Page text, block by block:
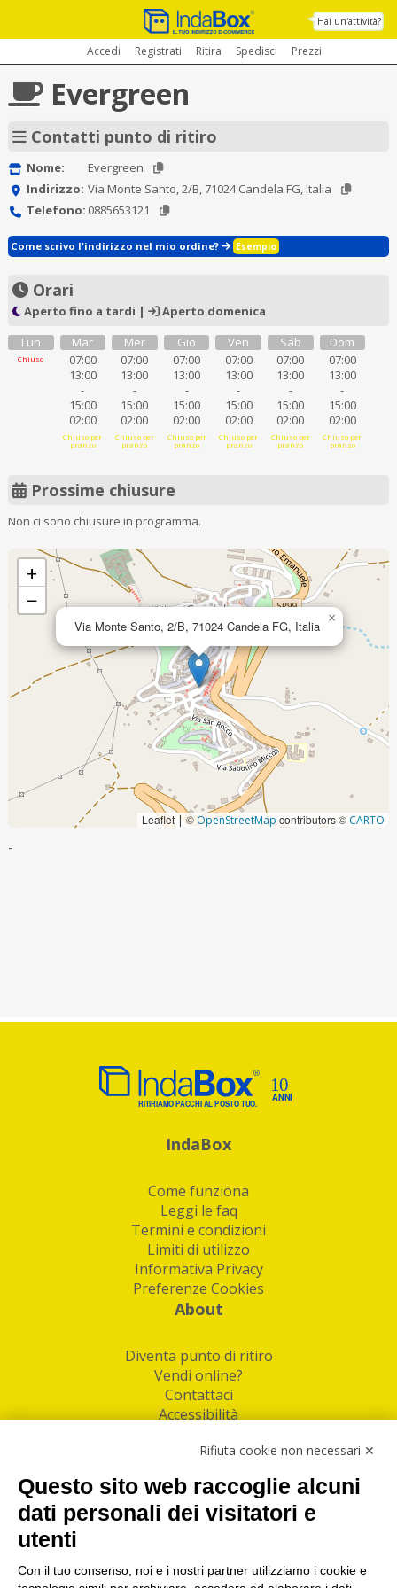
Hai un'attività?
Accedi Registrati Ritira Spedisci Prezzi
Evergreen
Contatti punto di ritiro
Nome:
Evergreen
Indirizzo: Via Monte Santo, 2/B, 71024 Candela FG, Italia
Telefono: 0885653121
Come scrivo l'indirizzo nel mio ordine? Esempio
Orari
Aperto fino a tardi |
Aperto domenica
Lun
Chiuso
Mar
07:00
13:00
-
15:00
02:00
Chiuso per
pranzo
Mer
07:00
13:00
-
15:00
02:00
Chiuso per
pranzo
Gio
07:00
13:00
-
15:00
02:00
Chiuso per
pranzo
Ven
07:00
13:00
-
15:00
02:00
Chiuso per
pranzo
Sab
07:00
13:00
-
15:00
02:00
Chiuso per
pranzo
Dom
07:00
13:00
-
15:00
02:00
Chiuso per
pranzo
Prossime chiusure
Non ci sono chiusure in programma.
Via Monte Santo, 2/B, 71024 Candela FG, Italia ×
+
−
Leaflet |©OpenStreetMap contributors © CARTO
-
IndaBox
Come funziona
Leggi le faq
Termini e condizioni
Limiti di utilizzo
Informativa Privacy
Preferenze Cookies
About
Diventa punto di ritiro
Vendi online?
Contattaci
Accessibilità
Facebook
Linkedin
I nostri punti di ritiro e spedizione pacchi nelle
maggiori città italiane
Rifiuta cookie non necessari ✕
Questo sito web raccoglie alcuni
dati personali dei visitatori e
utenti
Con il tuo consenso, noi e i nostri partner utilizziamo i cookie e